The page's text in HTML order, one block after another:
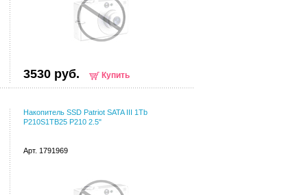
3530 руб. Купить
Накопитель SSD Patriot SATA III 1Tb
P210S1TB25 P210 2.5"
Арт. 1791969